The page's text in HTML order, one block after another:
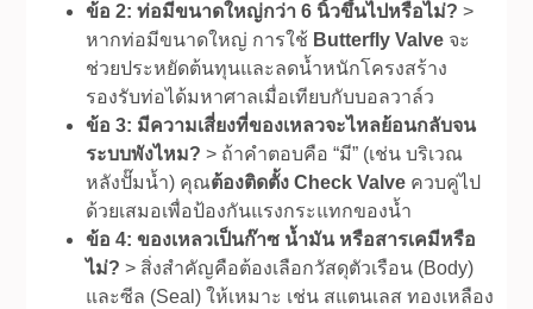
ข้อ 2: ท่อมีขนาดใหญ่กว่า 6 นิ้วขึ้นไปหรือไม่? >
หากท่อมีขนาดใหญ่ การใช้ Butterfly Valve จะ
ช่วยประหยัดต้นทุนและลดน้ำหนักโครงสร้าง
รองรับท่อได้มหาศาลเมื่อเทียบกับบอลวาล์ว
ข้อ 3: มีความเสี่ยงที่ของเหลวจะไหลย้อนกลับจน
ระบบพังไหม? > ถ้าคำตอบคือ “มี” (เช่น บริเวณ
หลังปั๊มน้ำ) คุณต้องติดตั้ง Check Valve ควบคู่ไป
ด้วยเสมอเพื่อป้องกันแรงกระแทกของน้ำ
ข้อ 4: ของเหลวเป็นก๊าซ น้ำมัน หรือสารเคมีหรือ
ไม่? > สิ่งสำคัญคือต้องเลือกวัสดุตัวเรือน (Body)
และซีล (Seal) ให้เหมาะ เช่น สแตนเลส ทองเหลือง